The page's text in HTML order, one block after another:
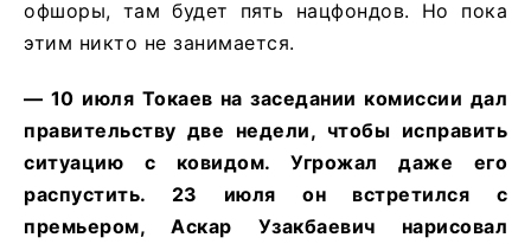
офшоры, там будет пять нацфондов. Но пока
этим никто не занимается.
— 10 июля Токаев на заседании комиссии дал
правительству две недели, чтобы исправить
ситуацию с ковидом. Угрожал даже его
распустить. 23 июля он встретился с
премьером, Аскар Узакбаевич нарисовал